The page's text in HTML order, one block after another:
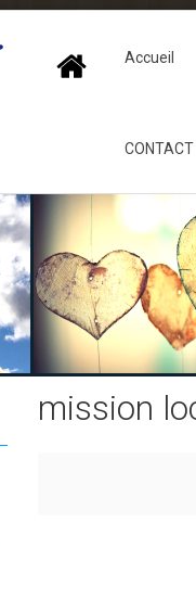
Accueil
CONTACT
mission